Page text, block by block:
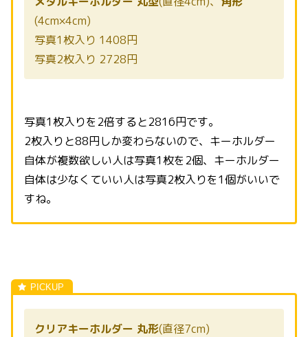
(4cm×4cm)
写真1枚入り 1408円
写真2枚入り 2728円
写真1枚入りを2倍すると2816円です。
2枚入りと88円しか変わらないので、キーホルダー
自体が複数欲しい人は写真1枚を2個、キーホルダー
自体は少なくていい人は写真2枚入りを1個がいいで
すね。
クリアキーホルダー 丸形(直径7cm)